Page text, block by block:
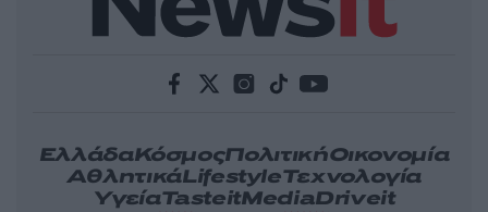
ΕλλάδαΚόσμοςΠολιτικήΟικονομία
ΑθλητικάLifestyleΤεχνολογία
ΥγείαTasteitMediaDriveit